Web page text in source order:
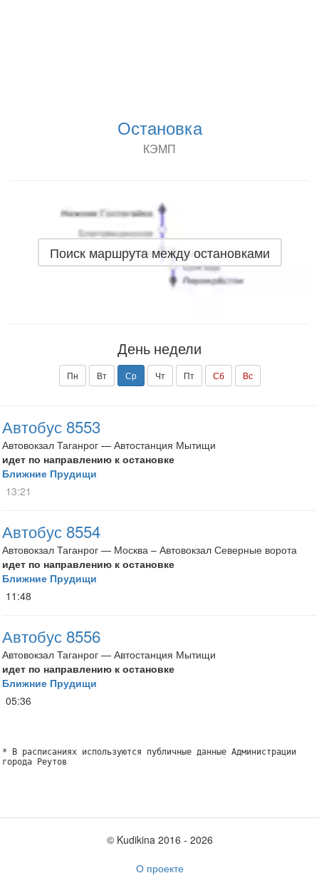
Остановка
КЭМП
Поиск маршрута между остановками
День недели
Пн Вт Ср Чт Пт Сб Вс
Автобус 8553
Автовокзал Таганрог — Автостанция Мытищи
идет по направлению к остановке
Ближние Прудищи
13:21
Автобус 8554
Автовокзал Таганрог — Москва – Автовокзал Северные ворота
идет по направлению к остановке
Ближние Прудищи
11:48
Автобус 8556
Автовокзал Таганрог — Автостанция Мытищи
идет по направлению к остановке
Ближние Прудищи
05:36
* В расписаниях используются публичные данные Администрации
города Реутов
© Kudikina 2016 ‐ 2026
О проекте